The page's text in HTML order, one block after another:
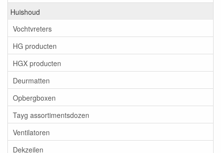
Huishoud
Vochtvreters
HG producten
HGX producten
Deurmatten
Opbergboxen
Tayg assortimentsdozen
Ventilatoren
Dekzeilen